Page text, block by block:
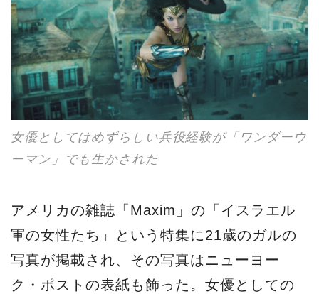
女優としてはめずらしい兵役経験が「ワンダーウ
ーマン」でも生かされた
アメリカの雑誌「Maxim」の「イスラエル
軍の女性たち」という特集に21歳のガルの
写真が掲載され、その写真はニューヨー
ク・ポストの表紙も飾った。女優としての